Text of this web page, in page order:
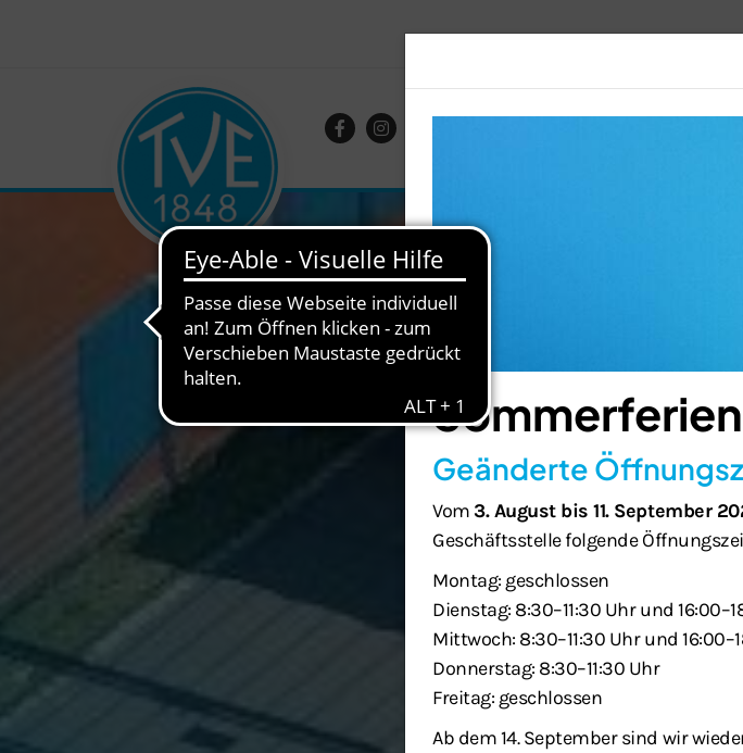
Sommerferien
Geänderte
Vom3. August bis 11. September
Geschäftsstelle folgende
Montag: geschlossen
Dienstag: 8:30–11:30 Uhr und
Mittwoch: 8:30–11:30 Uhr und
Donnerstag: 8:30–11:30 Uhr
Freitag: geschlossen
Ab dem 14. September sind wir